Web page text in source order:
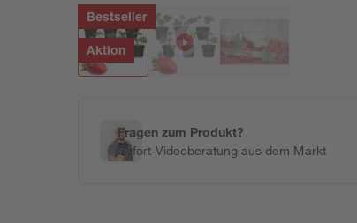
Bestseller
Aktion
Fragen zum Produkt?
Sofort-Videoberatung aus dem Markt